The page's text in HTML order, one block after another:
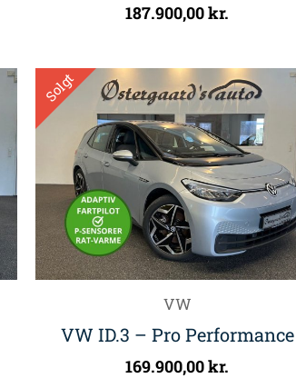
187.900,00kr.
Solgt
VW
VW ID.3 – Pro Performance
169.900,00kr.